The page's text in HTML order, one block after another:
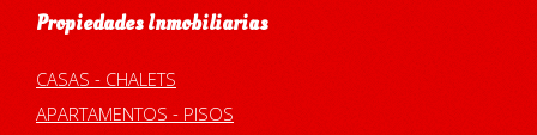
Propiedades Inmobiliarias
CASAS - CHALETS
APARTAMENTOS - PISOS